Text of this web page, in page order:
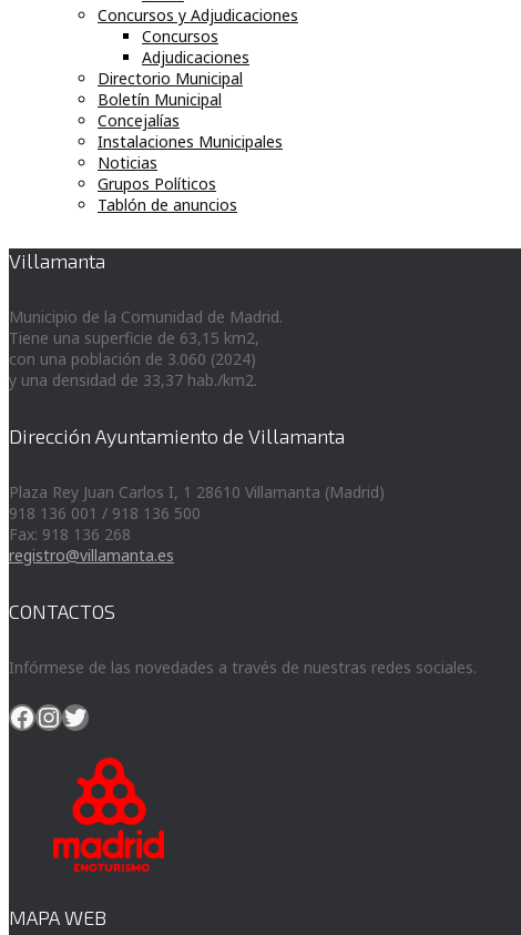
Concursos y Adjudicaciones
Concursos
Adjudicaciones
Directorio Municipal
Boletín Municipal
Concejalías
Instalaciones Municipales
Noticias
Grupos Políticos
Tablón de anuncios
Villamanta
Municipio de la Comunidad de Madrid.
Tiene una superficie de 63,15 km2,
con una población de 3.060 (2024)
y una densidad de 33,37 hab./km2.
Dirección Ayuntamiento de Villamanta
Plaza Rey Juan Carlos I, 1 28610 Villamanta (Madrid)
918 136 001 / 918 136 500
Fax: 918 136 268
registro@villamanta.es
CONTACTOS
Infórmese de las novedades a través de nuestras redes sociales.
Facebook
Instagram
Twitter
MAPA WEB